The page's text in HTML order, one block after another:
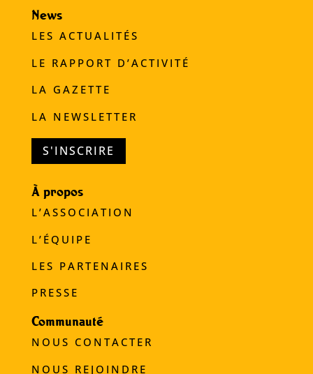
News
LES ACTUALITÉS
LE RAPPORT D’ACTIVITÉ
LA GAZETTE
LA NEWSLETTER
S'INSCRIRE
À propos
L’ASSOCIATION
L’ÉQUIPE
LES PARTENAIRES
PRESSE
Communauté
NOUS CONTACTER
NOUS REJOINDRE